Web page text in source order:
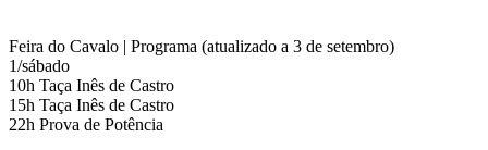
Feira do Cavalo | Programa (atualizado a 3 de setembro)
1/sábado
10h Taça Inês de Castro
15h Taça Inês de Castro
22h Prova de Potência